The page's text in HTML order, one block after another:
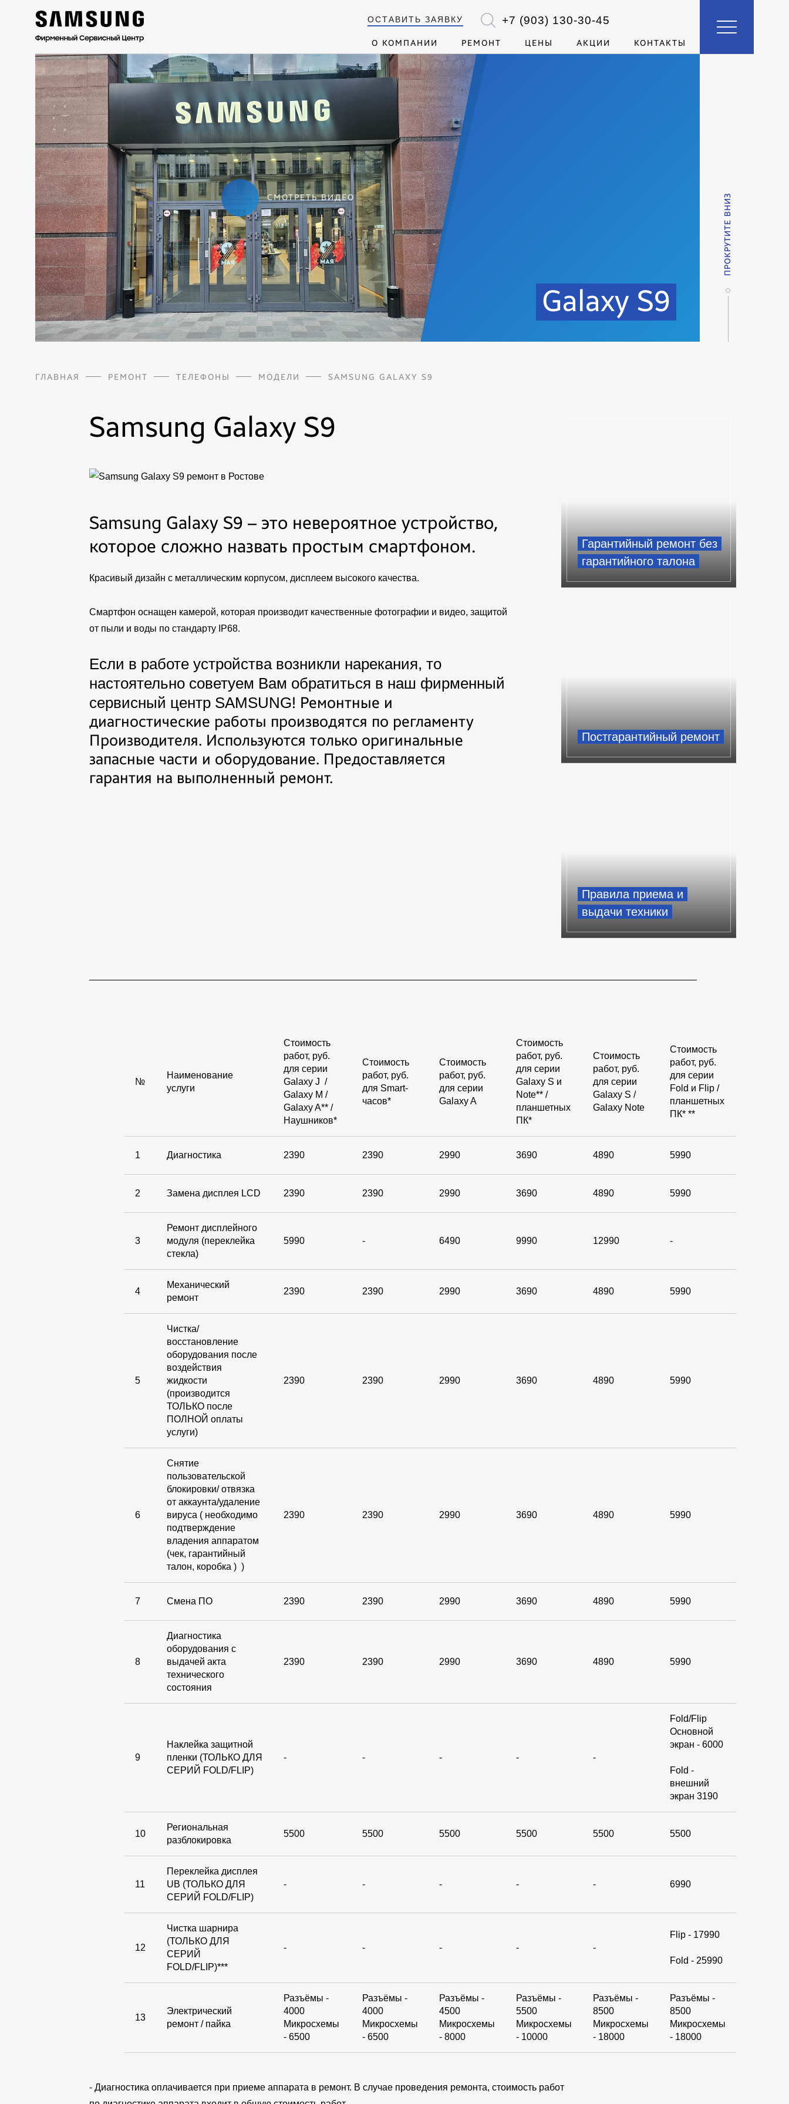
ОСТАВИТЬ ЗАЯВКУ +7 (903) 130-30-45
О КОМПАНИИ РЕМОНТ ЦЕНЫ АКЦИИ КОНТАКТЫ
СМОТРЕТЬ ВИДЕО
Galaxy S9
ПРОКРУТИТЕ ВНИЗ
ГЛАВНАЯ РЕМОНТ ТЕЛЕФОНЫ МОДЕЛИ SAMSUNG GALAXY S9
Samsung Galaxy S9
Samsung Galaxy S9 – это невероятное устройство,
которое сложно назвать простым смартфоном.
Красивый дизайн с металлическим корпусом, дисплеем высокого качества.
Смартфон оснащен камерой, которая производит качественные фотографии и видео, защитой
от пыли и воды по стандарту IP68.
Если в работе устройства возникли нарекания, то
настоятельно советуем Вам обратиться в наш фирменный
сервисный центр SAMSUNG! Ремонтные и
диагностические работы производятся по регламенту
Производителя. Используются только оригинальные
запасные части и оборудование. Предоставляется
гарантия на выполненный ремонт.
Гарантийный ремонт без
гарантийного талона
Постгарантийный ремонт
Правила приема и
выдачи техники
№
Наименование
услуги
Стоимость
работ, руб.
для серии
Galaxy J /
Galaxy M /
Galaxy A** /
Наушников*
Стоимость
работ, руб.
для Smart-
часов*
Стоимость
работ, руб.
для серии
Galaxy A
Стоимость
работ, руб.
для серии
Galaxy S и
Note** /
планшетных
ПК*
Стоимость
работ, руб.
для серии
Galaxy S /
Galaxy Note
Стоимость
работ, руб.
для серии
Fold и Flip /
планшетных
ПК* **
1 Диагностика 2390 2390 2990 3690 4890 5990
2 Замена дисплея LCD 2390 2390 2990 3690 4890 5990
3
Ремонт дисплейного
модуля (переклейка
стекла)
5990 - 6490 9990 12990 -
4
Механический
ремонт
2390 2390 2990 3690 4890 5990
5
Чистка/
восстановление
оборудования после
воздействия
жидкости
(производится
ТОЛЬКО после
ПОЛНОЙ оплаты
услуги)
2390 2390 2990 3690 4890 5990
6
Снятие
пользовательской
блокировки/ отвязка
от аккаунта/удаление
вируса ( необходимо
подтверждение
владения аппаратом
(чек, гарантийный
талон, коробка ) )
2390 2390 2990 3690 4890 5990
7 Смена ПО 2390 2390 2990 3690 4890 5990
8
Диагностика
оборудования с
выдачей акта
технического
состояния
2390 2390 2990 3690 4890 5990
9
Наклейка защитной
пленки (ТОЛЬКО ДЛЯ
СЕРИЙ FOLD/FLIP)
- - - - -
Fold/Flip
Основной
экран - 6000
Fold -
внешний
экран 3190
10
Региональная
разблокировка
5500 5500 5500 5500 5500 5500
11
Переклейка дисплея
UB (ТОЛЬКО ДЛЯ
СЕРИЙ FOLD/FLIP)
- - - - - 6990
12
Чистка шарнира
(ТОЛЬКО ДЛЯ
СЕРИЙ
FOLD/FLIP)***
- - - - -
Flip - 17990
Fold - 25990
13
Электрический
ремонт / пайка
Разъёмы -
4000
Микросхемы
- 6500
Разъёмы -
4000
Микросхемы
- 6500
Разъёмы -
4500
Микросхемы
- 8000
Разъёмы -
5500
Микросхемы
- 10000
Разъёмы -
8500
Микросхемы
- 18000
Разъёмы -
8500
Микросхемы
- 18000
- Диагностика оплачивается при приеме аппарата в ремонт. В случае проведения ремонта, стоимость работ